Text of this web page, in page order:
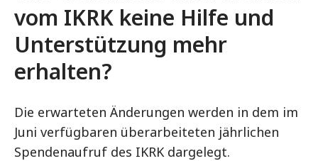
vom IKRK keine Hilfe und
Unterstützung mehr
erhalten?
Die erwarteten Änderungen werden in dem im
Juni verfügbaren überarbeiteten jährlichen
Spendenaufruf des IKRK dargelegt.